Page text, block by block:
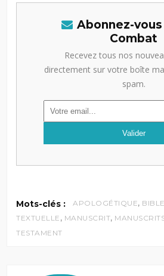
Abonnez-vous
Combat
Recevez tous nos
directement sur votre boîte
spam.
Mots-clés : APOLOGÉTIQUE, BIBLE
TEXTUELLE , MANUSCRIT,
TESTAMENT